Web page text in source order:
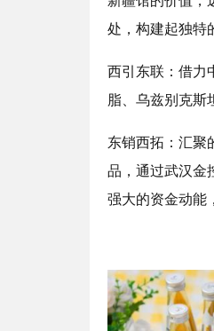
处，构建起独特
西引东联：借力
脂、乌兹别克斯
东销西拓：汇
品，通过武汉金
强大的资金动能